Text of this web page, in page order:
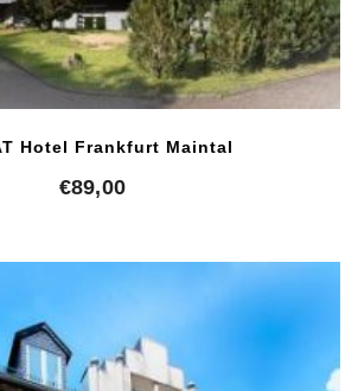
Hotel Frankfurt Maintal
€89,00